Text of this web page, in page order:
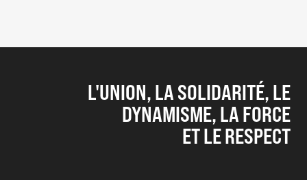
L'UNION, LA SOLIDARITÉ, LE
DYNAMISME, LA FORCE
ET LE RESPECT